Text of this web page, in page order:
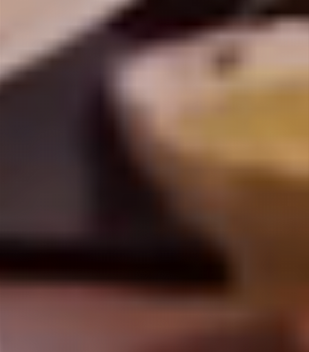
個室会食場「せせらぎの杜ダイ
ニング燈花」特別プラン！夕食
はお一人ずつチョイス「黒毛和
牛陶板焼き」or「鮑踊り焼き」
＜公式HP特典付！館内利用券＞
4,000冊の漫画の名作を楽しめ
る大人のラウンジがオープン！
ブックラウンジ「ふくろう」ぜ
ひご利用ください。
営業時間：15:00～23:00／7:00
～10:00
【赤ちゃんの温泉デビュープラ
ン】
ゃん歓迎の宿
吉川屋の自家源泉から湧き出る
温泉は
弱アルカリ性単純泉。
吉川屋で同級会はいかがです
お得な同級会プランができまし
一緒に食事して、温泉に浸かっ
て、夜まで話して…
懐かしい思い出を話しながら、
新しい思い出をつくりません